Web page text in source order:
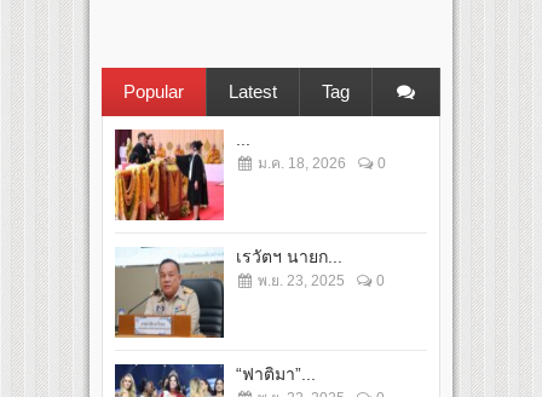
Popular Latest Tag
ม.ค. 18, 2026 0
เรวัตฯ นายก...
พ.ย. 23, 2025 0
“ฟาติมา”...